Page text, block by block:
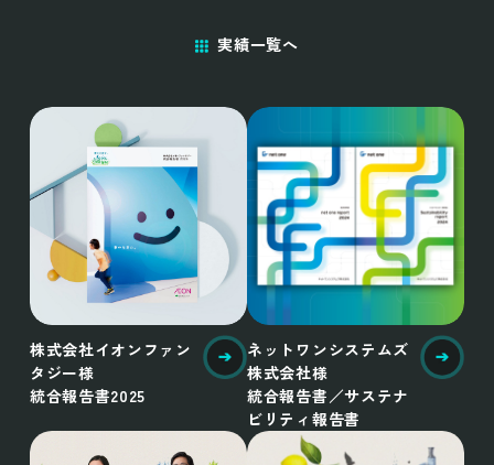
実績一覧へ
株式会社イオンファン
タジー様
統合報告書2025
ネットワンシステムズ
株式会社様
統合報告書／サステナ
ビリティ報告書